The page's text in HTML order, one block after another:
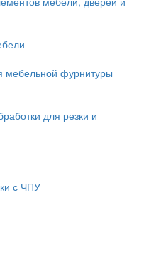
мебельной фурнитуры
для резки и
с ЧПУ